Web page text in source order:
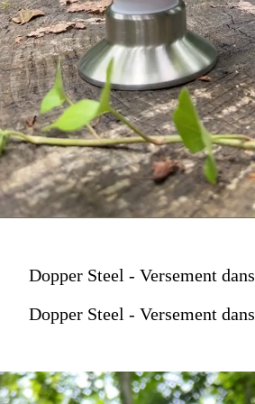
Dopper Steel - Versement
Dopper Steel - Versement